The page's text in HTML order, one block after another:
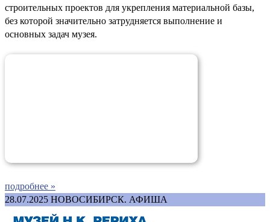
строительных проектов для укрепления материальной базы,
без которой значительно затрудняется выполнение и
основных задач музея.
подробнее »
28.07.2025 НОВОСИБИРСК. АФИША